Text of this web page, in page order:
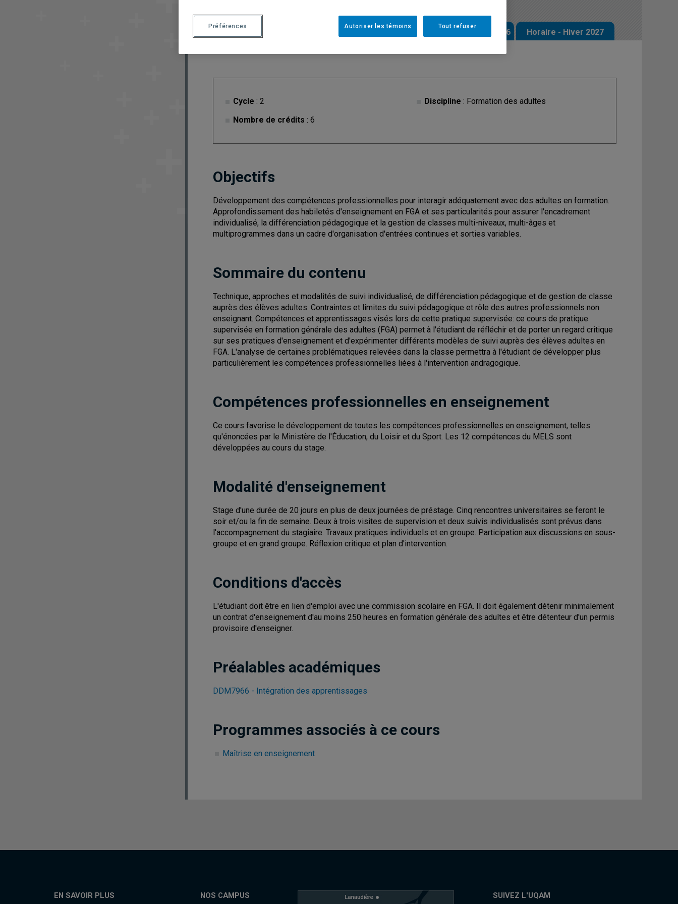
Horaire - Automne 2026 Horaire - Hiver 2027
Cycle : 2
Nombre de crédits : 6
Discipline : Formation des adultes
Objectifs
Développement des compétences professionnelles pour interagir adéquatement avec des adultes en formation.
Approfondissement des habiletés d'enseignement en FGA et ses particularités pour assurer l'encadrement
individualisé, la différenciation pédagogique et la gestion de classes multi-niveaux, multi-âges et
multiprogrammes dans un cadre d'organisation d'entrées continues et sorties variables.
Sommaire du contenu
Technique, approches et modalités de suivi individualisé, de différenciation pédagogique et de gestion de classe
auprès des élèves adultes. Contraintes et limites du suivi pédagogique et rôle des autres professionnels non
enseignant. Compétences et apprentissages visés lors de cette pratique supervisée: ce cours de pratique
supervisée en formation générale des adultes (FGA) permet à l'étudiant de réfléchir et de porter un regard critique
sur ses pratiques d'enseignement et d'expérimenter différents modèles de suivi auprès des élèves adultes en
FGA. L'analyse de certaines problématiques relevées dans la classe permettra à l'étudiant de développer plus
particulièrement les compétences professionnelles liées à l'intervention andragogique.
Compétences professionnelles en enseignement
Ce cours favorise le développement de toutes les compétences professionnelles en enseignement, telles
qu'énoncées par le Ministère de l'Éducation, du Loisir et du Sport. Les 12 compétences du MELS sont
développées au cours du stage.
Modalité d'enseignement
Stage d'une durée de 20 jours en plus de deux journées de préstage. Cinq rencontres universitaires se feront le
soir et/ou la fin de semaine. Deux à trois visites de supervision et deux suivis individualisés sont prévus dans
l'accompagnement du stagiaire. Travaux pratiques individuels et en groupe. Participation aux discussions en sous-
groupe et en grand groupe. Réflexion critique et plan d'intervention.
Conditions d'accès
L'étudiant doit être en lien d'emploi avec une commission scolaire en FGA. Il doit également détenir minimalement
un contrat d'enseignement d'au moins 250 heures en formation générale des adultes et être détenteur d'un permis
provisoire d'enseigner.
Préalables académiques
DDM7966 - Intégration des apprentissages
Programmes associés à ce cours
Maîtrise en enseignement
EN SAVOIR PLUS NOS CAMPUS SUIVEZ L'UQAM
Tout refuser
Autoriser les témoins
Préférences